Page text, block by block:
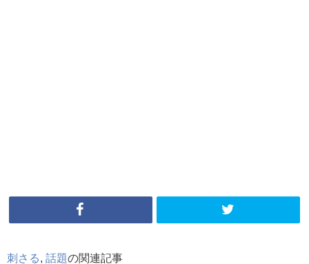
刺さる 話題の関連記事